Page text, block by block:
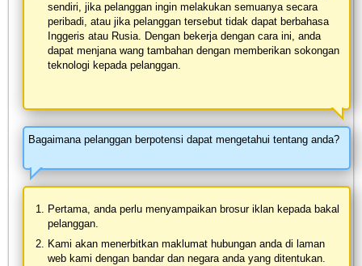
sendiri, jika pelanggan ingin melakukan semuanya secara
peribadi, atau jika pelanggan tersebut tidak dapat berbahasa
Inggeris atau Rusia. Dengan bekerja dengan cara ini, anda
dapat menjana wang tambahan dengan memberikan sokongan
teknologi kepada pelanggan.
Bagaimana pelanggan berpotensi dapat mengetahui tentang anda?
Pertama, anda perlu menyampaikan brosur iklan kepada bakal
pelanggan.
Kami akan menerbitkan maklumat hubungan anda di laman
web kami dengan bandar dan negara anda yang ditentukan.